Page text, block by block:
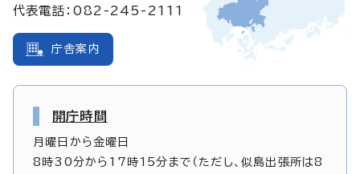
代表電話：082-245-2111
庁舎案内
開庁時間
月曜日から金曜日
8時30分から17時15分まで（ただし、似島出張所は8